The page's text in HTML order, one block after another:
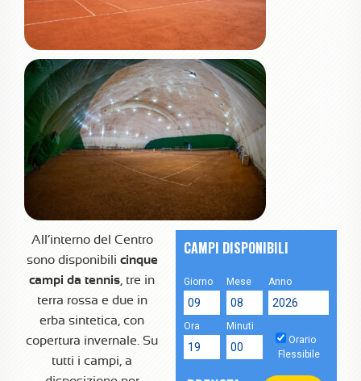
All’interno del Centro
sono disponibili cinque
campi da tennis , tre in
terra rossa e due in
erba sintetica, con
copertura invernale. Su
tutti i campi, a